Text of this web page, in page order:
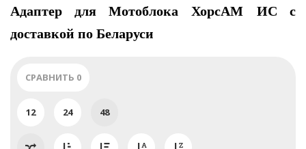
Адаптер для Мотоблока ХорсАМ ИС с
доставкой по Беларуси
СРАВНИТЬ 0
12 24 48